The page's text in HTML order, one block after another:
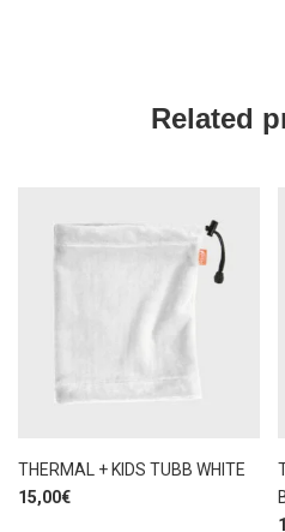
Related
THERMAL + KIDS TUBB WHITE
15,00€